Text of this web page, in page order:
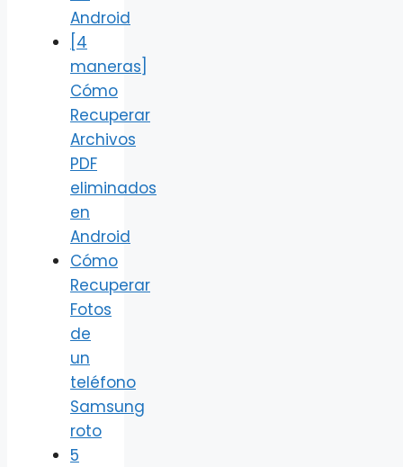
Android
[4
maneras]
Cómo
Recuperar
Archivos
PDF
eliminados
en
Android
Cómo
Recuperar
Fotos
de
un
teléfono
Samsung
roto
5